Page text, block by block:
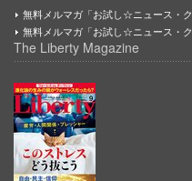
無料メルマガ「お試し☆ニュース・
無料メルマガ「お試し☆ニュース・
The Liberty Magazine